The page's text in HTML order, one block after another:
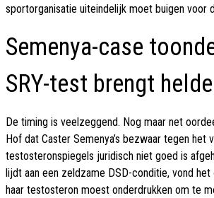
sportorganisatie uiteindelijk moet buigen voor
Semenya-case
SRY-test brengt
De timing is veelzeggend. Nog maar net
Hof dat Caster Semenya’s bezwaar tegen het
testosteronspiegels juridisch niet goed is
lijdt aan een zeldzame DSD-conditie, vond
haar testosteron moest onderdrukken om te